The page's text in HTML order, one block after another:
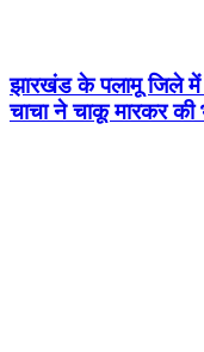
झारखंड के पलामू जिले में
चाचा ने चाकू मारकर की